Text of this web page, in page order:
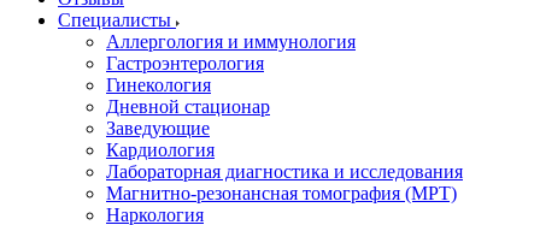
Специалисты
Аллергология и иммунология
Гастроэнтерология
Гинекология
Дневной стационар
Заведующие
Кардиология
Лабораторная диагностика и исследования
Магнитно-резонансная томография (МРТ)
Наркология